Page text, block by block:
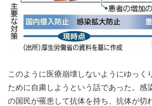
このように医療崩壊しないようにゆっく
ために自粛しようという話であった。感
の国民が罹患して抗体を持ち、抗体が切